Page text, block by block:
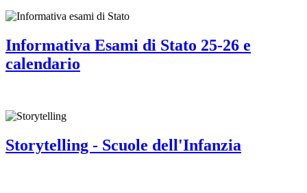
Informativa Esami di Stato 25-26 e
calendario
Storytelling - Scuole dell'Infanzia